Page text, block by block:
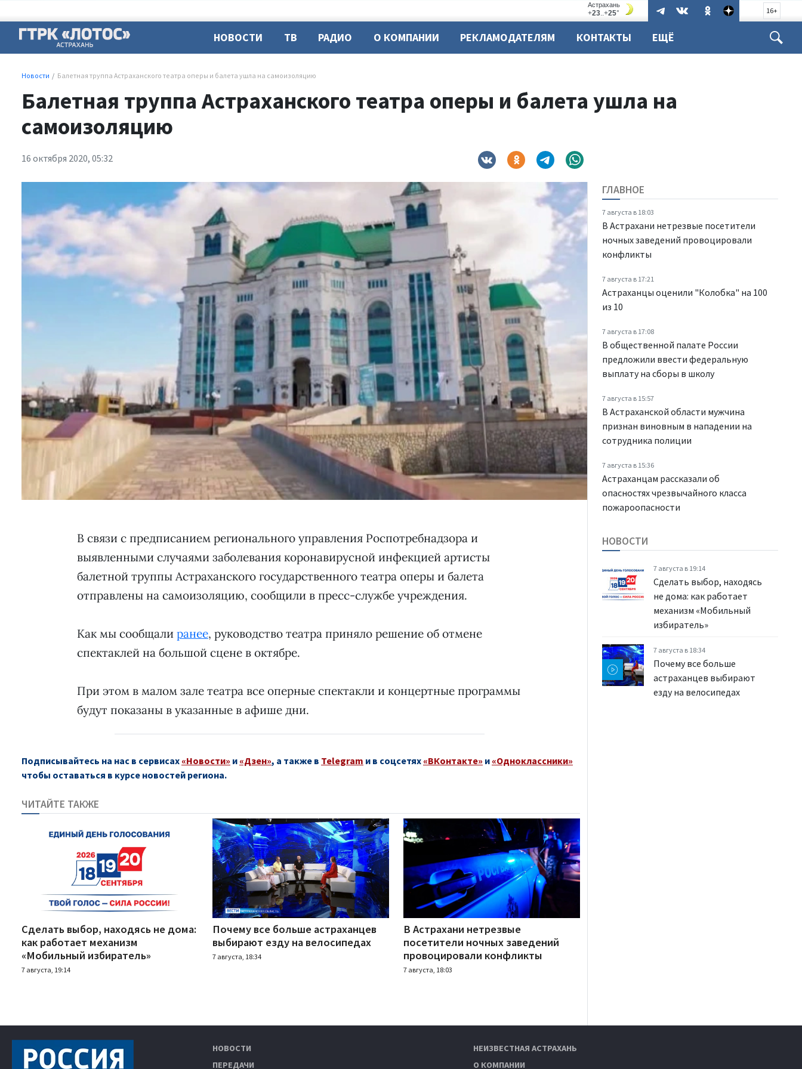
16+
НОВОСТИ ТВ РАДИО О КОМПАНИИ РЕКЛАМОДАТЕЛЯМ КОНТАКТЫ ЕЩЁ
Новости Балетная труппа Астраханского театра оперы и балета ушла на самоизоляцию
Балетная труппа Астраханского театра оперы и балета ушла на
самоизоляцию
16 октября 2020, 05:32
ГЛАВНОЕ
7 августа в 18:03
В Астрахани нетрезвые посетители
ночных заведений провоцировали
конфликты
7 августа в 17:21
Астраханцы оценили "Колобка" на 100
из 10
7 августа в 17:08
В общественной палате России
предложили ввести федеральную
выплату на сборы в школу
7 августа в 15:57
В Астраханской области мужчина
признан виновным в нападении на
сотрудника полиции
7 августа в 15:36
Астраханцам рассказали об
опасностях чрезвычайного класса
пожароопасности
В связи с предписанием регионального управления Роспотребнадзора и
выявленными случаями заболевания коронавирусной инфекцией артисты
балетной труппы Астраханского государственного театра оперы и балета
отправлены на самоизоляцию, сообщили в пресс-службе учреждения.
Как мы сообщали ранее, руководство театра приняло решение об отмене
спектаклей на большой сцене в октябре.
При этом в малом зале театра все оперные спектакли и концертные программы
будут показаны в указанные в афише дни.
Подписывайтесь на нас в сервисах «Новости» и «Дзен», а также в Telegram и в соцсетях «ВКонтакте» и «Одноклассники»
чтобы оставаться в курсе новостей региона.
ЧИТАЙТЕ ТАКЖЕ
Сделать выбор, находясь не дома:
как работает механизм
«Мобильный избиратель»
7 августа, 19:14
Почему все больше астраханцев
выбирают езду на велосипедах
7 августа, 18:34
В Астрахани нетрезвые
посетители ночных заведений
провоцировали конфликты
7 августа, 18:03
НОВОСТИ
7 августа в 19:14
Сделать выбор, находясь
не дома: как работает
механизм «Мобильный
избиратель»
7 августа в 18:34
Почему все больше
астраханцев выбирают
езду на велосипедах
НОВОСТИ
ПЕРЕДАЧИ
НЕИЗВЕСТНАЯ АСТРАХАНЬ
О КОМПАНИИ